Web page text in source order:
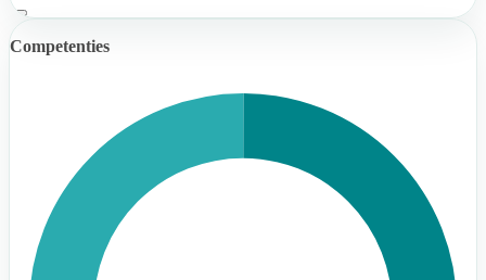
Competenties